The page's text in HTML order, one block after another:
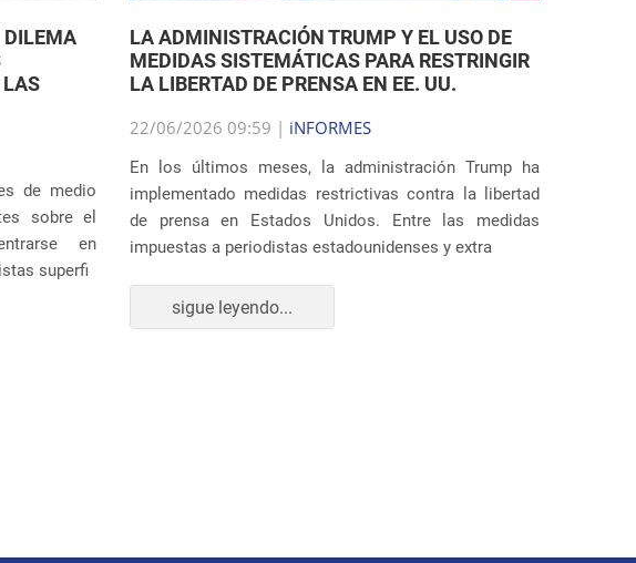
DILEMA
LAS
de medio
sobre el
en
superfi
LA ADMINISTRACIÓN TRUMP Y EL USO DE
MEDIDAS SISTEMÁTICAS PARA RESTRINGIR
LA LIBERTAD DE PRENSA EN EE. UU.
22/06/2026 09:59 | iNFORMES
En los últimos meses, la administración Trump ha
implementado medidas restrictivas contra la libertad
de prensa en Estados Unidos. Entre las medidas
impuestas a periodistas estadounidenses y extra
sigue leyendo...